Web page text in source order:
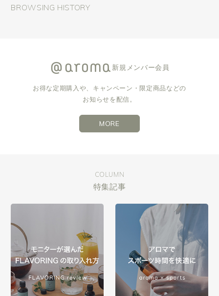
BROWSING HISTORY
新規メンバー会員
お得な定期購入や、キャンペーン・限定商品などの
お知らせを配信。
MORE
COLUMN
特集記事